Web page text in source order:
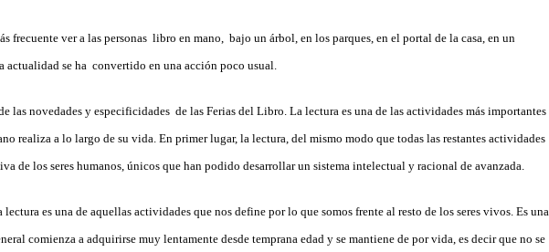
frecuente ver a las personas libro en mano, bajo un árbol, en los parques, en el portal de la casa, en un
actualidad se ha convertido en una acción poco usual.
las novedades y especificidades de las Ferias del Libro. La lectura es una de las actividades más importantes
realiza a lo largo de su vida. En primer lugar, la lectura, del mismo modo que todas las restantes actividades
de los seres humanos, únicos que han podido desarrollar un sistema intelectual y racional de avanzada.
es una de aquellas actividades que nos define por lo que somos frente al resto de los seres vivos. Es una
comienza a adquirirse muy lentamente desde temprana edad y se mantiene de por vida, es decir que no se